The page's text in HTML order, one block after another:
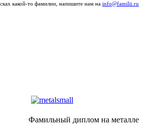
какой-то фамилии, напишите нам на info@familii.ru
Фамильный диплом на металле